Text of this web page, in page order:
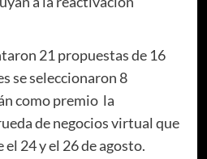
21 propuestas de 16
se seleccionaron 8
como premio la
de negocios virtual que
24 y el 26 de agosto.